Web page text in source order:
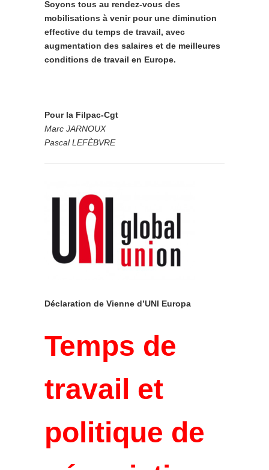
Soyons tous au rendez-vous des
mobilisations à venir pour une diminution
effective du temps de travail, avec
augmentation des salaires et de meilleures
conditions de travail en Europe.
Pour la Filpac-Cgt
Marc JARNOUX
Pascal LEFÈBVRE
Déclaration de Vienne d’UNI Europa
Temps de
travail et
politique de